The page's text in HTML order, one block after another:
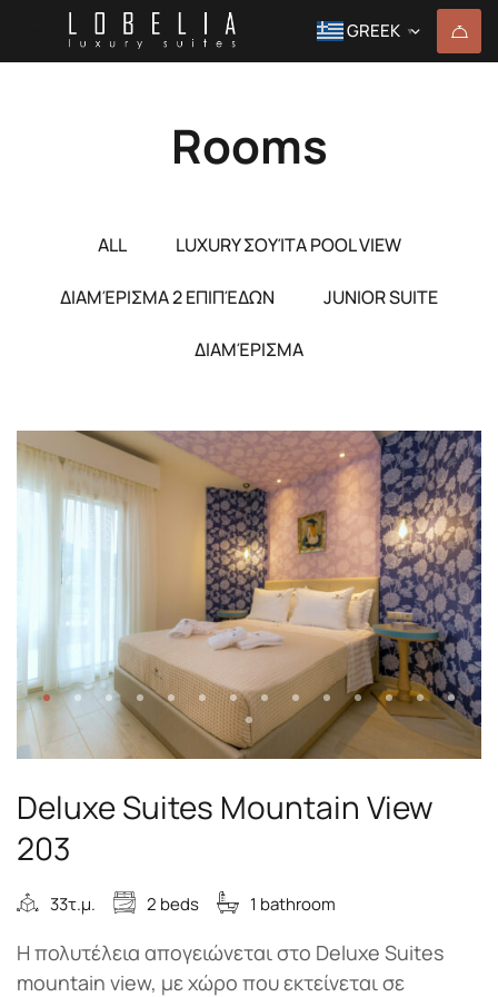
GREEK ▼
Rooms
ALL LUXURY ΣΟΥΊΤΑ POOL VIEW
ΔΙΑΜΈΡΙΣΜΑ 2 ΕΠΙΠΈΔΩΝ JUNIOR SUITE
ΔΙΑΜΈΡΙΣΜΑ
Deluxe Suites Mountain View
203
33τ.μ. 2 beds 1 bathroom
Η πολυτέλεια απογειώνεται στο Deluxe Suites
mountain view, με χώρο που εκτείνεται σε